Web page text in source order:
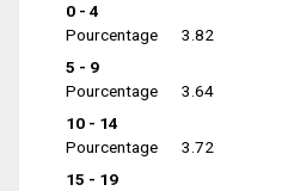
0 - 4
Pourcentage
3.82
5 - 9
Pourcentage
3.64
10 - 14
Pourcentage
3.72
15 - 19